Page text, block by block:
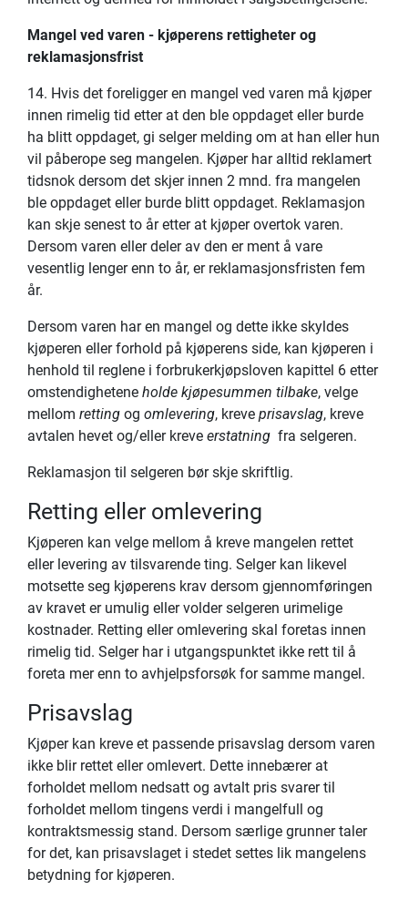
Mangel ved varen - kjøperens rettigheter og
reklamasjonsfrist
14. Hvis det foreligger en mangel ved varen må kjøper
innen rimelig tid etter at den ble oppdaget eller burde
ha blitt oppdaget, gi selger melding om at han eller hun
vil påberope seg mangelen. Kjøper har alltid reklamert
tidsnok dersom det skjer innen 2 mnd. fra mangelen
ble oppdaget eller burde blitt oppdaget. Reklamasjon
kan skje senest to år etter at kjøper overtok varen.
Dersom varen eller deler av den er ment å vare
vesentlig lenger enn to år, er reklamasjonsfristen fem
år.
Dersom varen har en mangel og dette ikke skyldes
kjøperen eller forhold på kjøperens side, kan kjøperen i
henhold til reglene i forbrukerkjøpsloven kapittel 6 etter
omstendighetene holde kjøpesummen tilbake, velge
mellom retting og omlevering, kreve prisavslag, kreve
avtalen hevet og/eller kreve erstatning fra selgeren.
Reklamasjon til selgeren bør skje skriftlig.
Retting eller omlevering
Kjøperen kan velge mellom å kreve mangelen rettet
eller levering av tilsvarende ting. Selger kan likevel
motsette seg kjøperens krav dersom gjennomføringen
av kravet er umulig eller volder selgeren urimelige
kostnader. Retting eller omlevering skal foretas innen
rimelig tid. Selger har i utgangspunktet ikke rett til å
foreta mer enn to avhjelpsforsøk for samme mangel.
Prisavslag
Kjøper kan kreve et passende prisavslag dersom varen
ikke blir rettet eller omlevert. Dette innebærer at
forholdet mellom nedsatt og avtalt pris svarer til
forholdet mellom tingens verdi i mangelfull og
kontraktsmessig stand. Dersom særlige grunner taler
for det, kan prisavslaget i stedet settes lik mangelens
betydning for kjøperen.